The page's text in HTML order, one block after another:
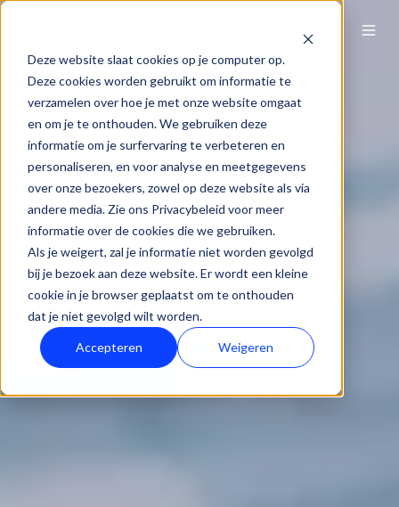
Deze website slaat cookies op je computer op.
Deze cookies worden gebruikt om informatie te
verzamelen over hoe je met onze website omgaat
en om je te onthouden. We gebruiken deze
informatie om je surfervaring te verbeteren en
personaliseren, en voor analyse en meetgegevens
over onze bezoekers, zowel op deze website als via
andere media. Zie ons Privacybeleid voor meer
informatie over de cookies die we gebruiken.
Als je weigert, zal je informatie niet worden gevolgd
bij je bezoek aan deze website. Er wordt een kleine
cookie in je browser geplaatst om te onthouden
dat je niet gevolgd wilt worden.
Accepteren Weigeren